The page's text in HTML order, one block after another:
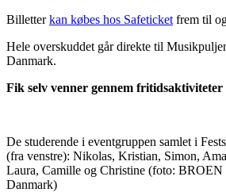
Billetterkan købes hos Safeticket frem til
Hele overskuddet går direkte til
Danmark.
Fik selv venner gennem fritidsaktiviteter
De studerende i eventgruppen samlet i
(fra venstre): Nikolas, Kristian, Simon,
Laura, Camille og Christine (foto: BROEN
Danmark)